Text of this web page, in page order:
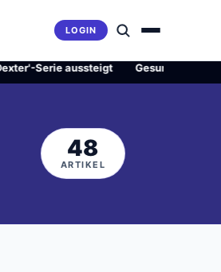
LOGIN
Serie aussteigt·
48
ARTIKEL